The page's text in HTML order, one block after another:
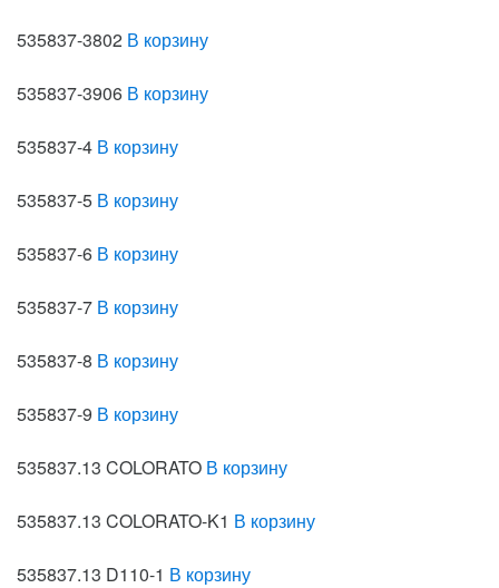
535837-3802 В корзину
535837-3906 В корзину
535837-4 В корзину
535837-5 В корзину
535837-6 В корзину
535837-7 В корзину
535837-8 В корзину
535837-9 В корзину
535837.13 COLORATO В корзину
535837.13 COLORATO-K1 В корзину
535837.13 D110-1 В корзину